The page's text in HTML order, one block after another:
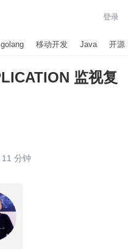
登录
golang 移动开发 Java 开源
监视复
分钟